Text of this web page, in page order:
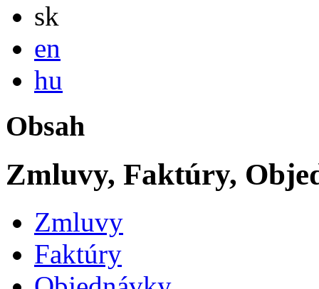
sk
en
hu
Obsah
Zmluvy, Faktúry,
Zmluvy
Faktúry